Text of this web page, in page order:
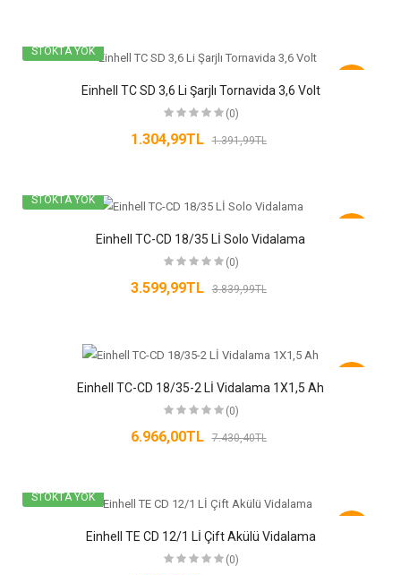
STOKTA YOK
Einhell TC SD 3,6 Li Şarjlı Tornavida 3,6 Volt
(0)
1.304,99TL 1.391,99TL
STOKTA YOK
Einhell TC-CD 18/35 Lİ Solo Vidalama
(0)
3.599,99TL 3.839,99TL
Einhell TC-CD 18/35-2 Lİ Vidalama 1X1,5 Ah
(0)
6.966,00TL 7.430,40TL
STOKTA YOK
Einhell TE CD 12/1 Lİ Çift Akülü Vidalama
(0)